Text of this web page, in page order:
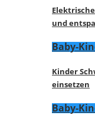
und
Baby-
Kinder
einsetzen
Baby-